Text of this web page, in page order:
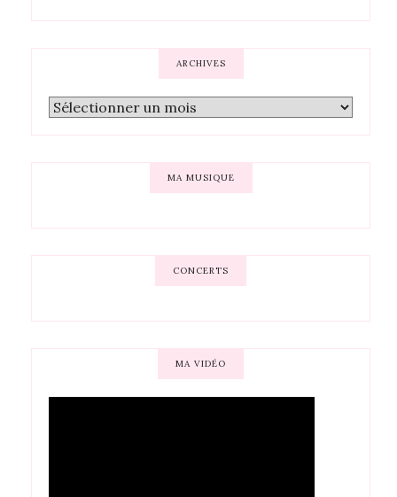
ARCHIVES
MA MUSIQUE
CONCERTS
MA VIDÉO